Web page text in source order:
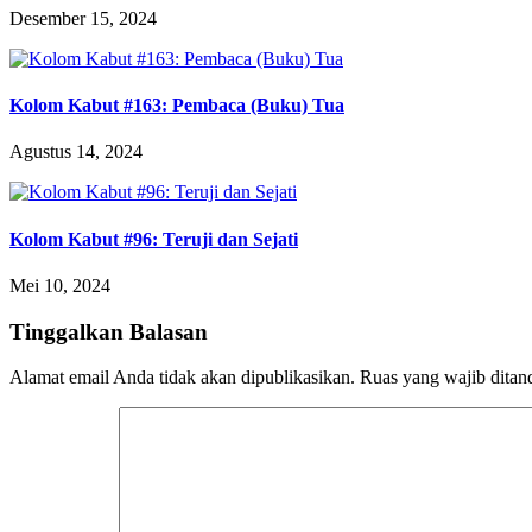
Desember 15, 2024
Kolom Kabut #163: Pembaca (Buku) Tua
Agustus 14, 2024
Kolom Kabut #96: Teruji dan Sejati
Mei 10, 2024
Tinggalkan Balasan
Alamat email Anda tidak akan dipublikasikan. Ruas yang wajib